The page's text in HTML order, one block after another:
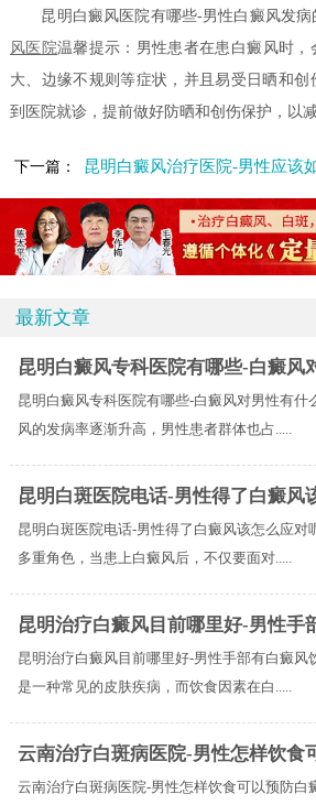
昆明白癜风医院有哪些-男性白癜风发病
风医院温馨提示：男性患者在患白癜风时
大、边缘不规则等症状，并且易受日晒和
到医院就诊，提前做好防晒和创伤保护，以减
下一篇： 昆明白癜风治疗医院-男性应该
最新文章
昆明白癜风专科医院有哪些-白癜风
昆明白癜风专科医院有哪些-白癜风对男性有什
风的发病率逐渐升高，男性患者群体也占.....
昆明白斑医院电话-男性得了白癜风
昆明白斑医院电话-男性得了白癜风该怎么应对
多重角色，当患上白癜风后，不仅要面对.....
昆明治疗白癜风目前哪里好-男性手
昆明治疗白癜风目前哪里好-男性手部有白癜风
是一种常见的皮肤疾病，而饮食因素在白.....
云南治疗白斑病医院-男性怎样饮食
云南治疗白斑病医院-男性怎样饮食可以预防白